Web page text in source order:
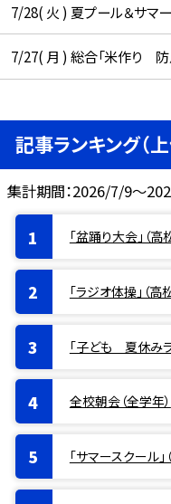
7/28( 火 ) 夏プール＆サマー
7/27( 月 ) 総合「米作り 防鳥
記事ランキング（
集計期間：2026/7/9～
「盆踊り大会」（
「ラジオ体操」（
「子ども 夏休み
全校朝会（全学年）
「サマースクール」